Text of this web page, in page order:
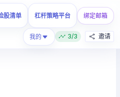
股清单 杠杆策略平台 绑定邮箱
我的 3/3 邀请